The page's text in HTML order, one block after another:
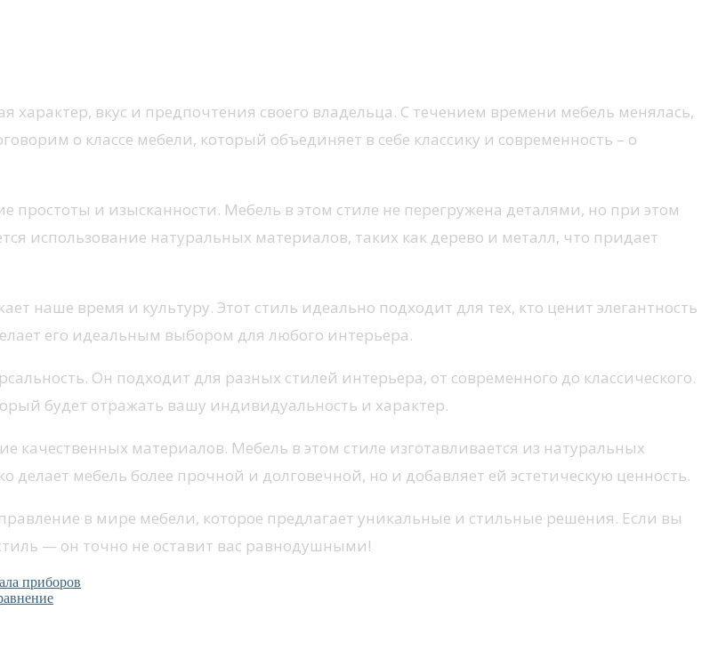
вкус и предпочтения своего владельца. С течением времени мебель менялась,
о классе мебели, который объединяет в себе классику и современность – о
простоты и изысканности. Мебель в этом стиле не перегружена деталями, но при этом
использование натуральных материалов, таких как дерево и металл, что придает
наше время и культуру. Этот стиль идеально подходит для тех, кто ценит элегантность
его идеальным выбором для любого интерьера.
Он подходит для разных стилей интерьера, от современного до классического.
будет отражать вашу индивидуальность и характер.
качественных материалов. Мебель в этом стиле изготавливается из натуральных
делает мебель более прочной и долговечной, но и добавляет ей эстетическую ценность.
в мире мебели, которое предлагает уникальные и стильные решения. Если вы
— он точно не оставит вас равнодушными!
приборов